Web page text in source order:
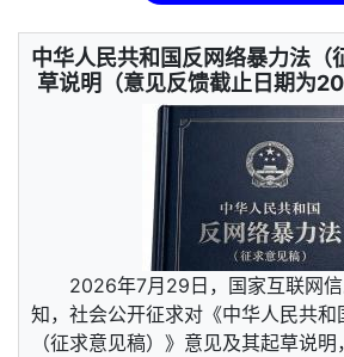
中华人民共和国反网络暴力法（
草说明（意见反馈截止日期为
2026年7月29日，国家互联网
知，社会公开征求对《中华人民共和
（征求意见稿）》意见及其起草说